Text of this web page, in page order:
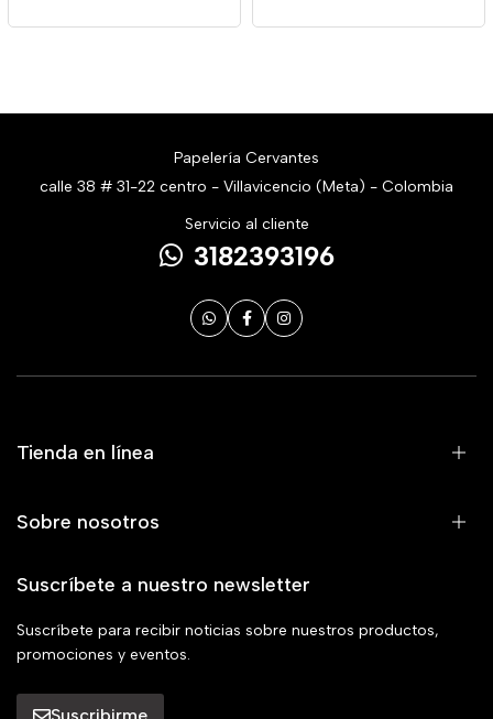
Papelería Cervantes
calle 38 # 31-22 centro - Villavicencio (Meta) - Colombia
Servicio al cliente
3182393196
Tienda en línea
Sobre nosotros
Suscríbete a nuestro newsletter
Suscríbete para recibir noticias sobre nuestros productos,
promociones y eventos.